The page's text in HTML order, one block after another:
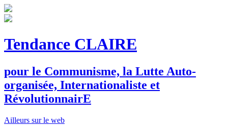
Tendance CLAIRE
pour le Communisme, la Lutte Auto-
organisée, Internationaliste et
RévolutionnairE
Ailleurs sur le web